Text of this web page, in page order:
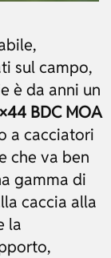
sul campo,
è da anni un
BDC MOA
a cacciatori
che va ben
gamma di
caccia alla
la